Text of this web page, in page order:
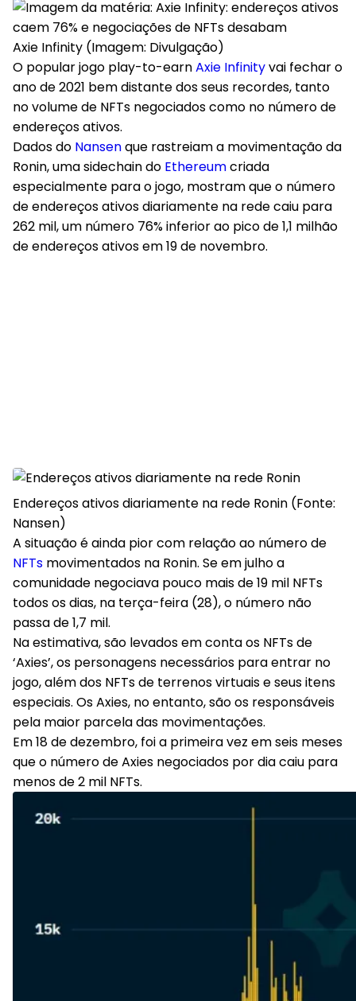
Axie Infinity (Imagem: Divulgação)
O popular jogo play-to-earnAxie Infinityvai fechar o
ano de 2021 bem distante dos seus recordes, tanto
no volume de NFTs negociados como no número de
endereços ativos.
Dados do Nansenque rastreiam a movimentação da
Ronin, uma sidechain do Ethereumcriada
especialmente para o jogo, mostram que o número
de endereços ativos diariamente na rede caiu para
262 mil, um número 76% inferior ao pico de 1,1 milhão
de endereços ativos em 19 de novembro.
Endereços ativos diariamente na rede Ronin (Fonte:
Nansen)
A situação é ainda pior com relação ao número de
NFTs movimentados na Ronin. Se em julho a
comunidade negociava pouco mais de 19 mil NFTs
todos os dias, na terça-feira (28), o número não
passa de 1,7 mil.
Na estimativa, são levados em conta os NFTs de
‘Axies’, os personagens necessários para entrar no
jogo, além dos NFTs de terrenos virtuais e seus itens
especiais. Os Axies, no entanto, são os responsáveis
pela maior parcela das movimentações.
Em 18 de dezembro, foi a primeira vez em seis meses
que o número de Axies negociados por dia caiu para
menos de 2 mil NFTs.